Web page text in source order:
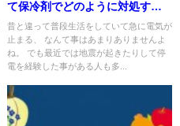
て保冷剤でどのように対処すれ
ばいいの？
昔と違って普段生活をしていて急に電気が
止まる、 なんて事はあまりありませんよ
ね。 でも最近では地震が起きたりして停
電を経験した事がある人も多...